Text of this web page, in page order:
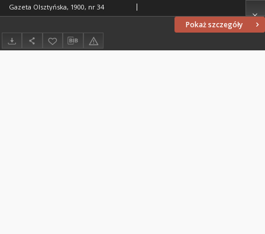
Pokaż szczegóły
Gazeta Olsztyńska, 1900, nr 34